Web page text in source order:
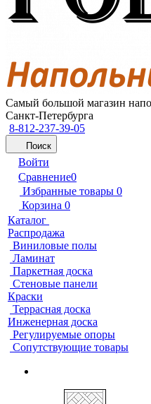
Самый большой магазин
Санкт-Петербурга
8-812-237-39-05
Поиск
Войти
Сравнение0
Избранные товары 0
Корзина 0
Каталог
Распродажа
Виниловые полы
Ламинат
Паркетная доска
Стеновые панели
Краски
Террасная доска
Инженерная доска
Регулируемые опоры
Сопутствующие товары